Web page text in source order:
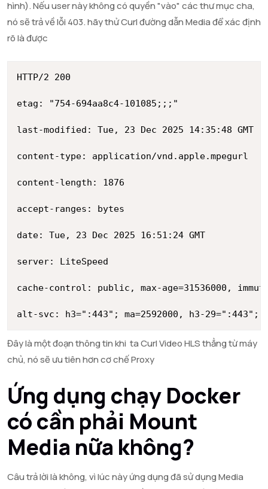
hình). Nếu user này không có quyền "vào" các thư mục cha,
nó sẽ trả về lỗi 403. hãy thử Curl đường dẫn Media để xác định
rõ là được
HTTP/2 200
etag: "754-694aa8c4-101085;;;"
last-modified: Tue, 23 Dec 2025 14:35:48 GMT
content-type: application/vnd.apple.mpegurl
content-length: 1876
accept-ranges: bytes
date: Tue, 23 Dec 2025 16:51:24 GMT
server: LiteSpeed
cache-control: public, max-age=31536000,
alt-svc: h3=":443"; ma=2592000, h3-29=":443";
Đây là một đoạn thông tin khi ta Curl Video HLS thẳng từ máy
chủ, nó sẽ ưu tiên hơn cơ chế Proxy
Ứng dụng chạy Docker
có cần phải Mount
Media nữa không?
Câu trả lời là không, vì lúc này ứng dụng đã sử dụng Media